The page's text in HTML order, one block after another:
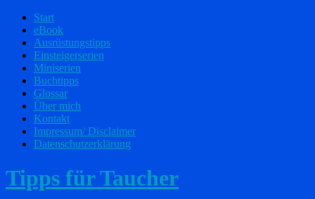
Start
eBook
Ausrüstungstipps
Einsteigerserien
Miniserien
Buchtipps
Glossar
Über mich
Kontakt
Impressum/ Disclaimer
Datenschutzerklärung
Tipps für Taucher